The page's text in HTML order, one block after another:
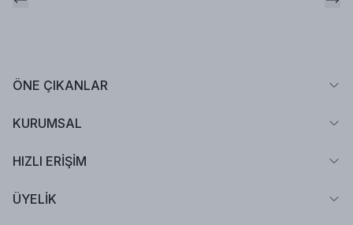
ÖNE ÇIKANLAR
KURUMSAL
HIZLI ERİŞİM
ÜYELİK